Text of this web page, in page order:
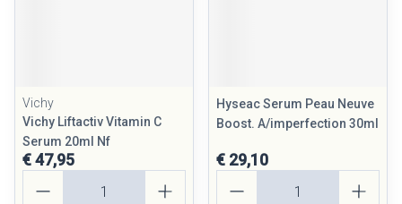
Vichy
Vichy Liftactiv Vitamin C
Serum 20ml Nf
€ 47,95
Hyseac Serum Peau Neuve
Boost. A/imperfection 30ml
€ 29,10